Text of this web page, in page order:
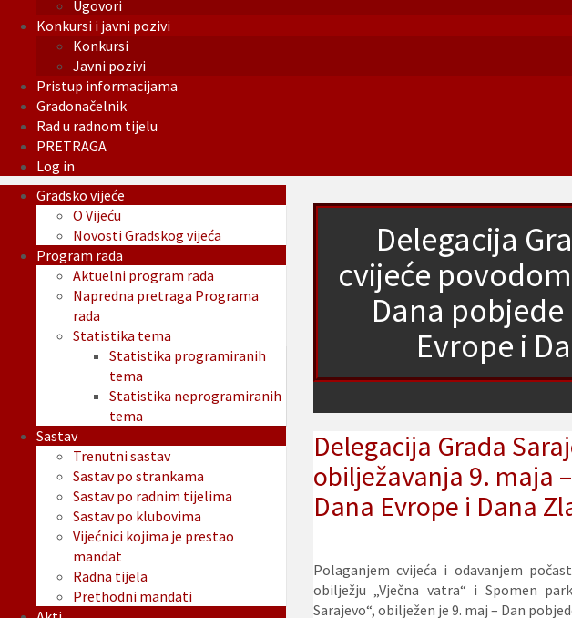
Ugovori
Konkursi i javni pozivi
Konkursi
Javni pozivi
Pristup informacijama
Gradonačelnik
Rad u radnom tijelu
PRETRAGA
Log in
Delegacija
cvijeće
Dana
Evrope i
Delegacija Grada
obilježavanja 9. maja
Dana Evrope i Dana
Polaganjem cvijeća i odavanjem
obilježju „Vječna vatra“ i Spomen
Sarajevo“, obilježen je 9. maj – Dan
Gradsko vijeće
O Vijeću
Novosti Gradskog vijeća
Program rada
Aktuelni program rada
Napredna pretraga Programa
rada
Statistika tema
Statistika programiranih
tema
Statistika neprogramiranih
tema
Sastav
Trenutni sastav
Sastav po strankama
Sastav po radnim tijelima
Sastav po klubovima
Vijećnici kojima je prestao
mandat
Radna tijela
Prethodni mandati